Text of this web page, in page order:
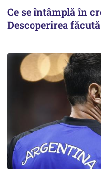
Ce se întâmplă în
Descoperirea